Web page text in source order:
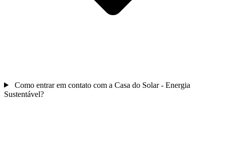
Como entrar em contato com a Casa do Solar - Energia
Sustentável?